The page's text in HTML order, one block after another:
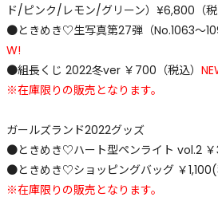
ド/ピンク/レモン/グリーン）¥6,800（税
●ときめき♡生写真第27弾（No.1063～
W!
●組長くじ 2022冬ver ￥700（税込）
※在庫限りの販売となります。
ガールズランド2022グッズ
●ときめき♡ハート型ペンライト vol.2
●ときめき♡ショッピングバッグ ￥
※在庫限りの販売となります。